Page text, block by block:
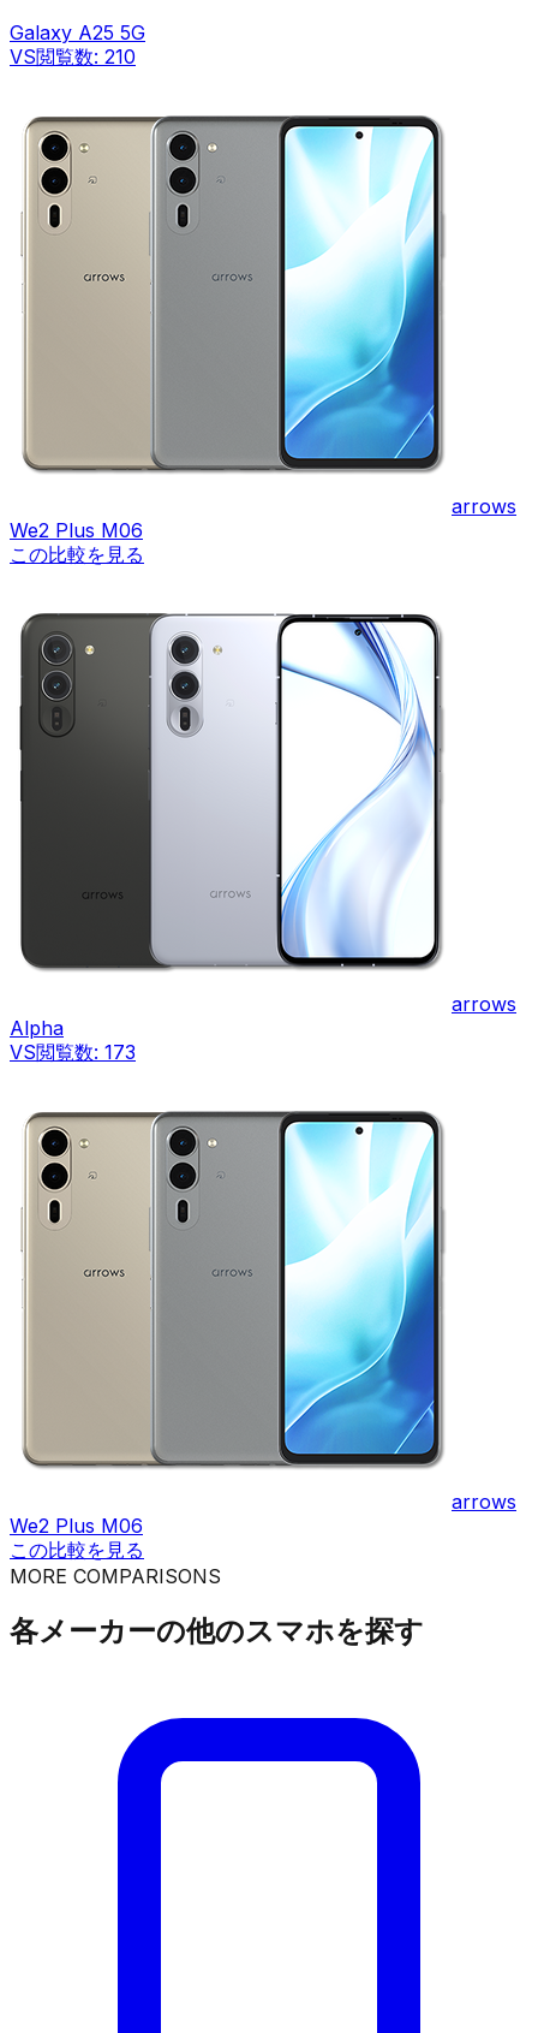
Galaxy A25 5G
VS閲覧数: 210
arrows
We2 Plus M06
この比較を見る
arrows
Alpha
VS閲覧数: 173
arrows
We2 Plus M06
この比較を見る
MORE COMPARISONS
各メーカーの他のスマホを探す